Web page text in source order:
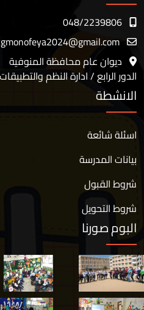
048/2239806
ديوان عام محافظة المنوفية
الدور الرابع / ادارة النظم والتطبيقات
الانشطة
اسئلة شائعة
بيانات المدرسة
شروط القبول
شروط التحويل
البوم صورنا